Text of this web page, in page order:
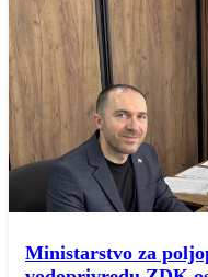
Ministarstvo za